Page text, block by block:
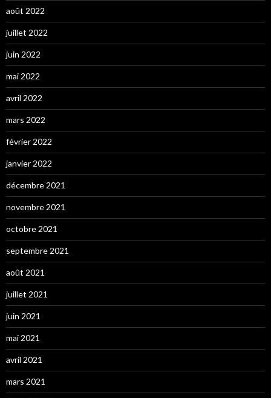
août 2022
juillet 2022
juin 2022
mai 2022
avril 2022
mars 2022
février 2022
janvier 2022
décembre 2021
novembre 2021
octobre 2021
septembre 2021
août 2021
juillet 2021
juin 2021
mai 2021
avril 2021
mars 2021